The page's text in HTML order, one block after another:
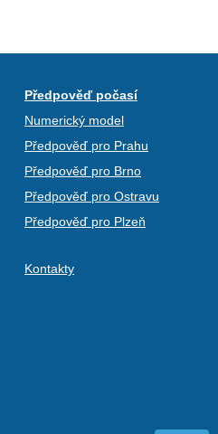
Předpověď počasí
Numerický model
Předpověď pro Prahu
Předpověď pro Brno
Předpověď pro Ostravu
Předpověď pro Plzeň
Kontakty